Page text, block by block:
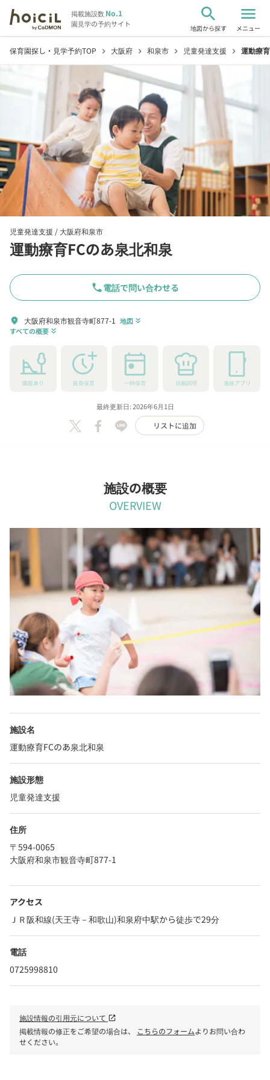
掲載施設数No.1
園見学の予約サイト
search
地図から探す
menu
メニュー
保育園探し・見学予約TOP chevron_right 大阪府 chevron_right 和泉市 chevron_right 児童発達支援 chevron_right 運動療
児童発達支援 / 大阪府和泉市
運動療育FCのあ泉北和泉
phone電話で問い合わせる
location_on 大阪府和泉市観音寺町877-1 地図 keyboard_double_arrow_down
すべての概要 keyboard_double_arrow_down
園庭あり 延長保育 一時保育 自園調理 連絡アプリ
最終更新日: 2026年6月1日
リストに追加
施設の概要
OVERVIEW
施設名
運動療育FCのあ泉北和泉
施設形態
児童発達支援
住所
〒594-0065
大阪府和泉市観音寺町877-1
アクセス
ＪＲ阪和線(天王寺－和歌山)和泉府中駅から徒歩で29分
電話
0725998810
施設情報の引用元について open_in_new
掲載情報の修正をご希望の場合は、 こちらのフォームよりお問い合わ
せください。